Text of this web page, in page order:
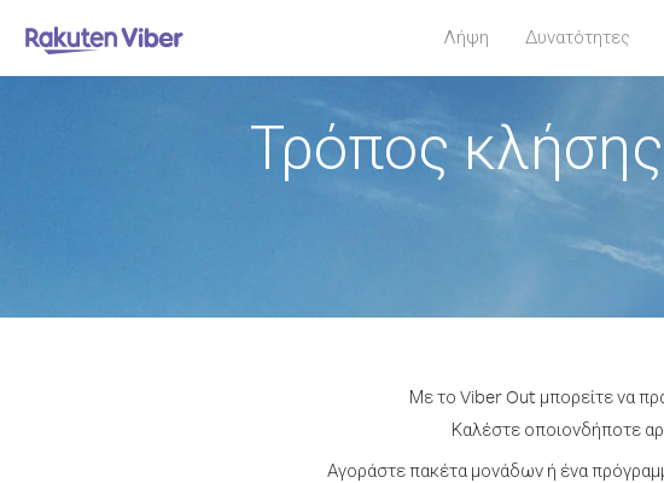
Λήψη Δυνατότητες
Τρόπος
Με το Viber Out μπορείτε να
Καλέστε οποιονδήποτε
Αγοράστε πακέτα μονάδων ή ένα